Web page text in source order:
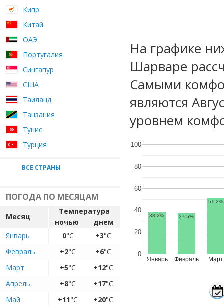
Кипр
Китай
ОАЭ
Португалия
Сингапур
США
Таиланд
Танзания
Тунис
Турция
ВСЕ СТРАНЫ
ПОГОДА ПО МЕСЯЦАМ
Месяц
Температура
ночью
днем
Январь
0°C +3°C
Февраль
+2°C +6°C
Март
+5°C +12°C
Апрель
+8°C +17°C
Май
+11°C +20°C
На графике
Шарваре
Самыми
являются
уровнем
Январь Февраль Март
0
20
40
60
80
100
38.2% 37.5%
51.2%